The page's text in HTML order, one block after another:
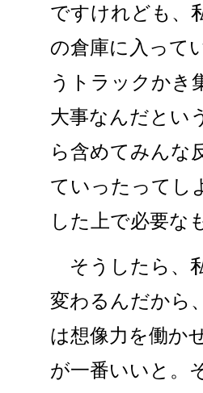
ですけれども、
の倉庫に入って
うトラックかき
大事なんだとい
ら含めてみんな
ていったってし
した上で必要な
そうしたら、
変わるんだから
は想像力を働か
が一番いいと。